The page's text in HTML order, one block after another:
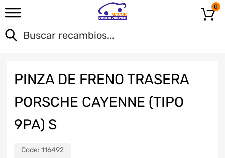
0
PINZA DE FRENO TRASERA
PORSCHE CAYENNE (TIPO
9PA) S
Code: 116492